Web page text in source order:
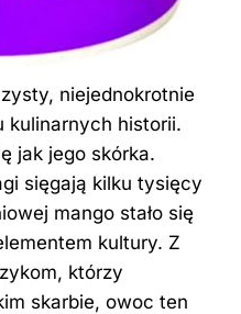
niejednokrotnie
kulinarnych historii.
jak jego skórka.
sięgają kilku tysięcy
mango stało się
kultury. Z
którzy
skarbie, owoc ten